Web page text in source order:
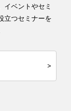
イベントやセミ
立つセミナーを